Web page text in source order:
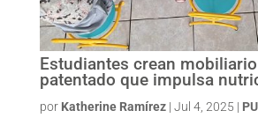
Estudiantes crean
patentado que impulsa
por Katherine Ramírez| Jul 4, 2025 |